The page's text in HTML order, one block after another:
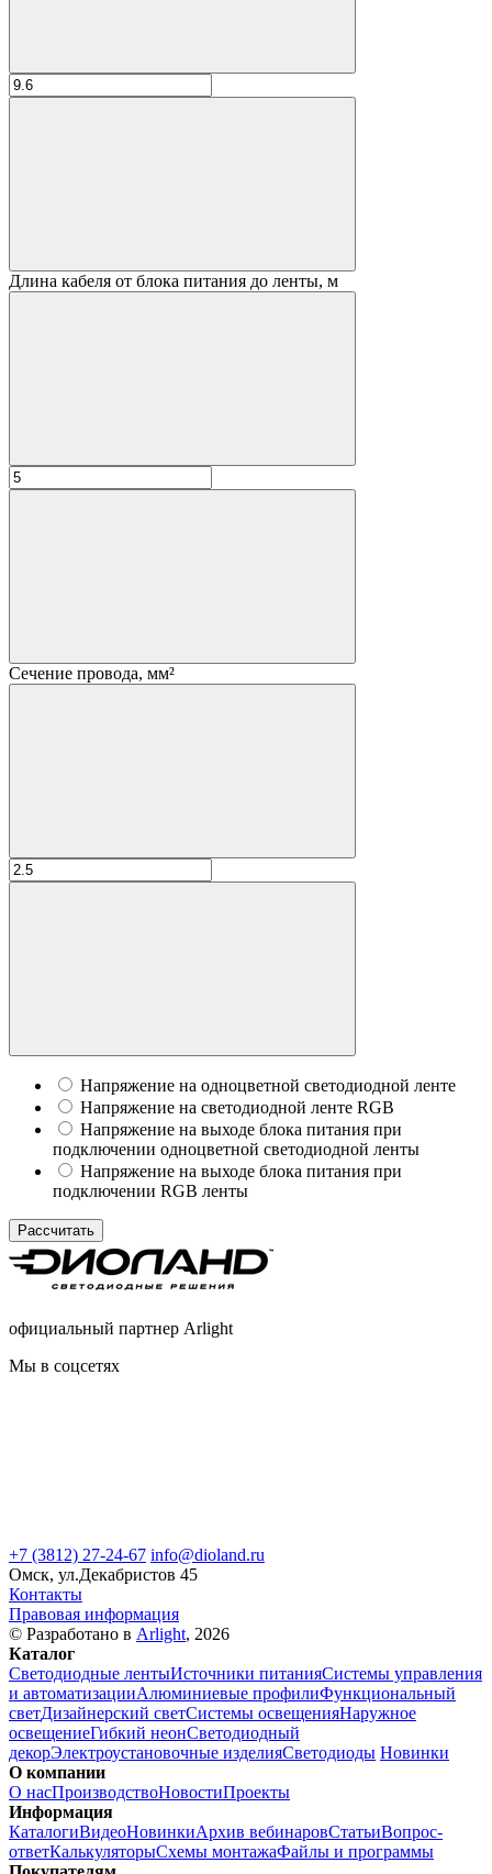
Длина кабеля от блока питания до ленты, м
Сечение провода, мм²
Напряжение на одноцветной светодиодной ленте
Напряжение на светодиодной ленте RGB
Напряжение на выходе блока питания при
подключении одноцветной светодиодной ленты
Напряжение на выходе блока питания при
подключении RGB ленты
Рассчитать
официальный партнер Arlight
Мы в соцсетях
+7 (3812) 27-24-67 info@dioland.ru
Омск, ул.Декабристов 45
Контакты
Правовая информация
© Разработано в Arlight, 2026
Каталог
Светодиодные лентыИсточники питанияСистемы управления
и автоматизацииАлюминиевые профилиФункциональный
светДизайнерский светСистемы освещенияНаружное
освещениеГибкий неонСветодиодный
декорЭлектроустановочные изделияСветодиоды Новинки
О компании
О насПроизводствоНовостиПроекты
Информация
КаталогиВидеоНовинкиАрхив вебинаровСтатьиВопрос-
ответКалькуляторыСхемы монтажаФайлы и программы